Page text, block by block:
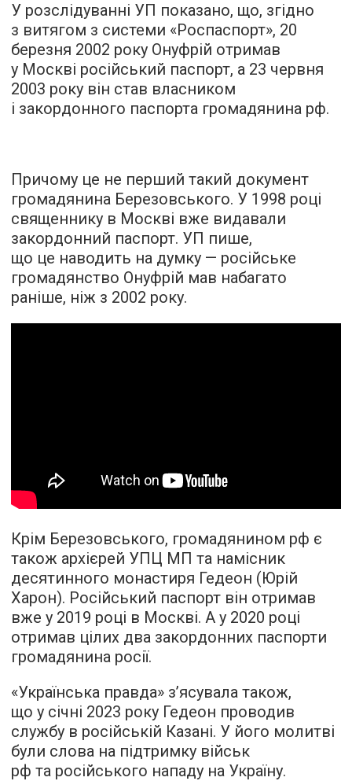
У розслідуванні УП показано, що, згідно
з витягом з системи «Роспаспорт», 20
березня 2002 року Онуфрій отримав
у Москві російський паспорт, а 23 червня
2003 року він став власником
і закордонного паспорта громадянина рф.
Причому це не перший такий документ
громадянина Березовського. У 1998 році
священнику в Москві вже видавали
закордонний паспорт. УП пише,
що це наводить на думку — російське
громадянство Онуфрій мав набагато
раніше, ніж з 2002 року.
Крім Березовського, громадянином рф є
також архієрей УПЦ МП та намісник
десятинного монастиря Гедеон (Юрій
Харон). Російський паспорт він отримав
вже у 2019 році в Москві. А у 2020 році
отримав цілих два закордонних паспорти
громадянина росії.
«Українська правда» з’ясувала також,
що у січні 2023 року Гедеон проводив
службу в російській Казані. У його молитві
були слова на підтримку військ
рф та російського нападу на Україну.